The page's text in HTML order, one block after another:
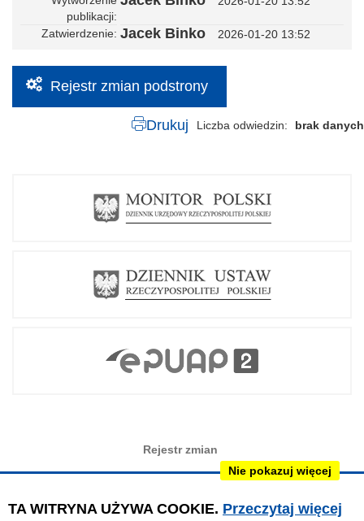
TA WITRYNA UŻYWA COOKIE. Przeczytaj więcej
Nie pokazuj więcej
publikacji
Zatwierdzenie Jacek Binko 2026-01-20 13:52
Rejestr zmian podstrony
Drukuj Liczba odwiedzin brak danych
Rejestr zmian
Redakcja BIP
Instrukcja obsługi